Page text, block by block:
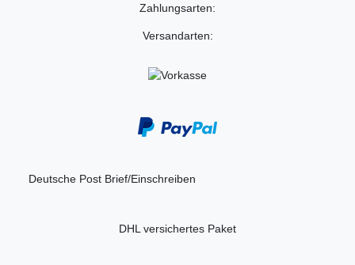
Zahlungsarten:
Versandarten:
Deutsche Post Brief/Einschreiben
DHL versichertes Paket